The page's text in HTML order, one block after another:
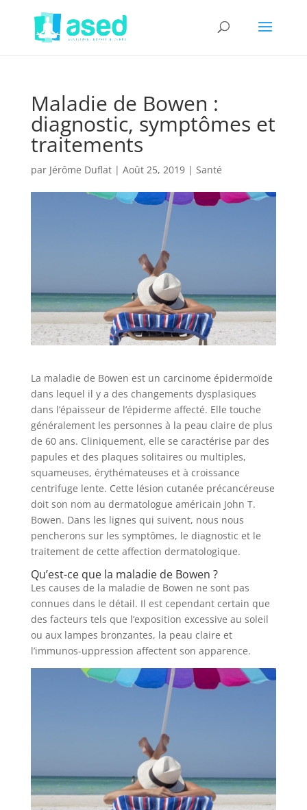
Maladie de Bowen :
diagnostic, symptômes et
traitements
par Jérôme Duflat| Août 25, 2019| Santé
La maladie de Bowen est un carcinome épidermoïde
dans lequel il y a des changements dysplasiques
dans l’épaisseur de l’épiderme affecté. Elle touche
généralement les personnes à la peau claire de plus
de 60 ans. Cliniquement, elle se caractérise par des
papules et des plaques solitaires ou multiples,
squameuses, érythémateuses et à croissance
centrifuge lente. Cette lésion cutanée précancéreuse
doit son nom au dermatologue américain John T.
Bowen. Dans les lignes qui suivent, nous nous
pencherons sur les symptômes, le diagnostic et le
traitement de cette affection dermatologique.
Qu’est-ce que la maladie de Bowen ?
Les causes de la maladie de Bowen ne sont pas
connues dans le détail. Il est cependant certain que
des facteurs tels que l’exposition excessive au soleil
ou aux lampes bronzantes, la peau claire et
l’immunos-uppression affectent son apparence.